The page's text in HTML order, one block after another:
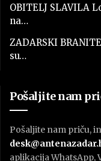
OBITELJ SLAVILA
na…
ZADARSKI
su…
Pošaljite nam
Pošaljite nam priču,
aplikacija WhatsApp,